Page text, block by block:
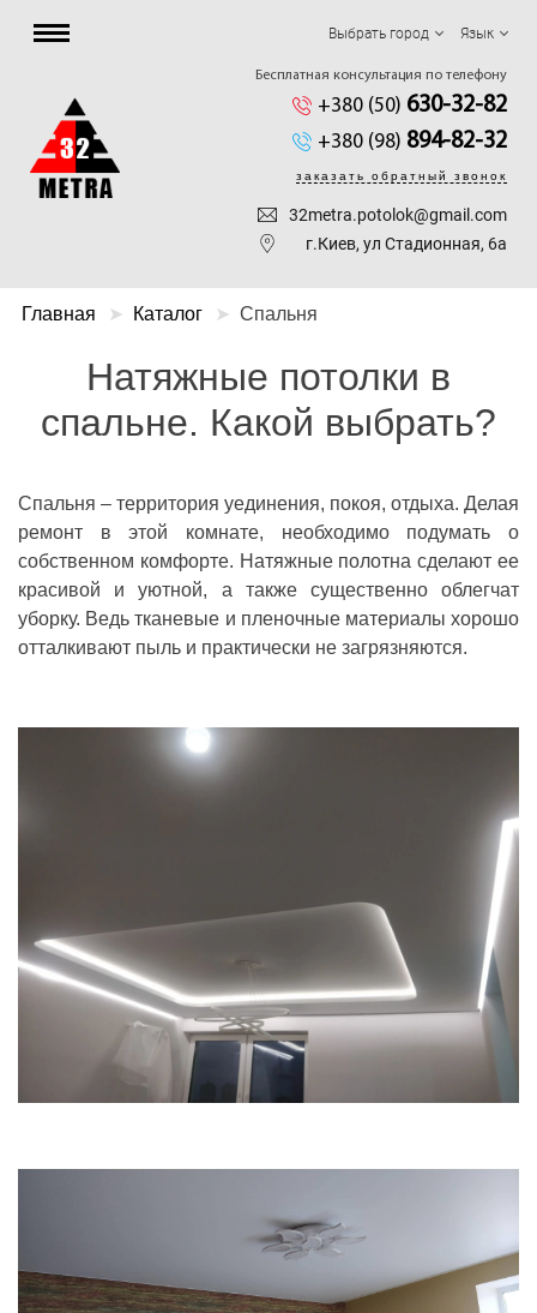
Выбрать город Язык
Бесплатная консультация по телефону
+380 (50) 630-32-82
+380 (98) 894-82-32
заказать обратный звонок
32metra.potolok@gmail.com
г.Киев, ул Стадионная, 6а
Главная Каталог Спальня
Натяжные потолки в
спальне. Какой выбрать?
Спальня – территория уединения, покоя, отдыха. Делая
ремонт в этой комнате, необходимо подумать о
собственном комфорте. Натяжные полотна сделают ее
красивой и уютной, а также существенно облегчат
уборку. Ведь тканевые и пленочные материалы хорошо
отталкивают пыль и практически не загрязняются.